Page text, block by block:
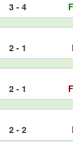
3 - 4
2 - 1
2 - 1
2 - 2